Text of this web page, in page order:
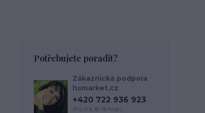
Potřebujete poradit?
Zákaznická podpora
hsmarket.cz
+420 722 936 923
(Po-Pá, 8-16 hod.)